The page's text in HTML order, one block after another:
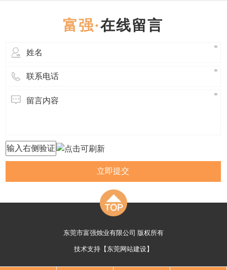
周围的蜡均匀受热，表面完全
在线留言
立即提交
东莞市富强烛业有限公司 版权所有
技术支持【 东莞网站建设】